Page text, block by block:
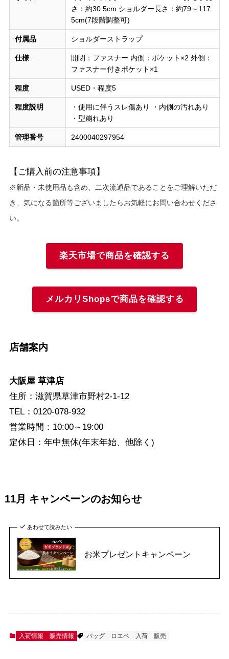
さ：約30.5cm ショルダー長さ：約79～117.
5cm(7段階調整可)
付属品 ショルダーストラップ
仕様
開閉：ファスナー 内側：ポケット×2 外側：
ファスナー付きポケット×1
程度 USED・程度5
程度説明
・使用に伴うスレ傷あり ・内側の汚れあり
・型崩れあり
管理番号 2400040297954
【ご購入前の注意事項】
※新品・未使用品も含め、二次流通品であることをご理解いただ
き、気になる箇所等ございましたらお気軽にお問い合わせくださ
い。
楽天市場で商品を確認する
メルカリShopsで商品を確認する
店舗案内
大阪屋 草津店
住所：滋賀県草津市野村2-1-12
TEL：0120-078-932
営業時間：10:00～19:00
定休日：年中無休(年末年始、他除く)
11月 キャンペーンのお知らせ
あわせて読みたい
お米プレゼントキャンペーン
入荷情報 販売情報 バッグ ロエベ 入荷 販売